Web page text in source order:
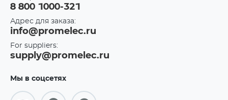
8 800 1000-321
Адрес для заказа:
info@promelec.ru
For suppliers:
supply@promelec.ru
Мы в соцсетях